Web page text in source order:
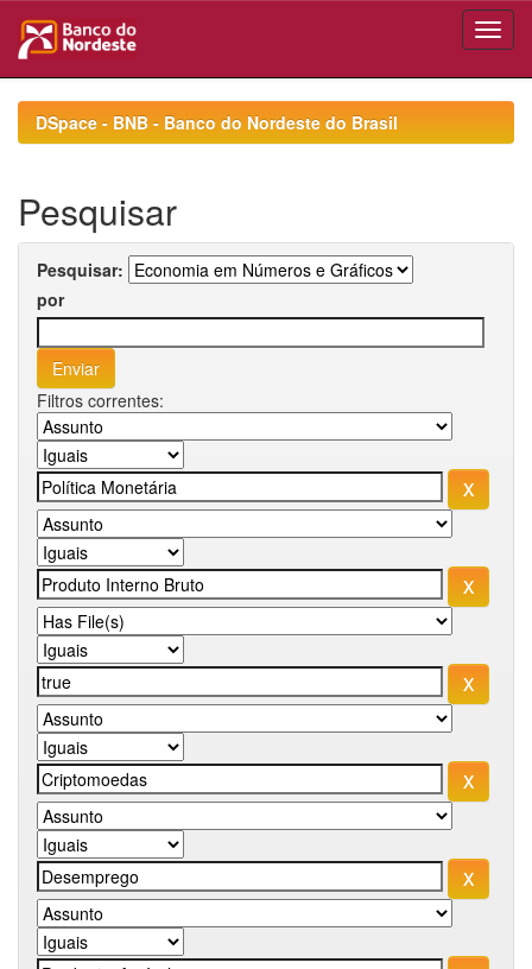
navigationDSpace - BNB - Banco do Nordeste do Brasil
Pesquisar
Pesquisar:
por
Filtros correntes: